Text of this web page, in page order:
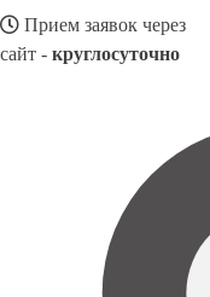
Прием заявок через
сайт - круглосуточно